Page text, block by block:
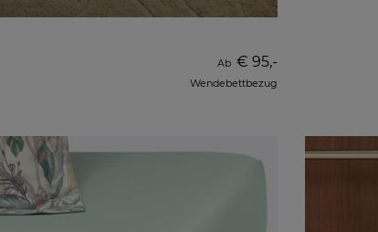
Ab € 95,-
Wendebettbezug